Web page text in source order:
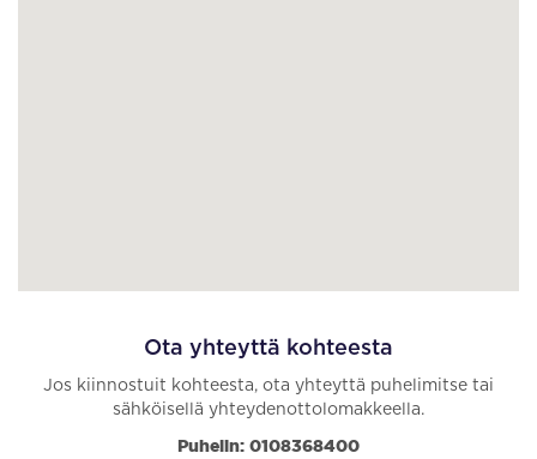
Ota yhteyttä kohteesta
Jos kiinnostuit kohteesta, ota yhteyttä puhelimitse tai
sähköisellä yhteydenottolomakkeella.
Puhelin: 0108368400